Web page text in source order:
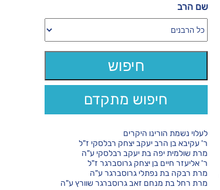
שם הרב
חיפוש מתקדם
לעלוי נשמת הורינו היקרים
ר' עקיבא בן הרב יעקב יצחק רבלסקי ז"ל
מרת שולמית יפה בת יעקב רבלסקי ע"ה
ר' אליעזר חיים בן יצחק גרוסברגר ז"ל
מרת רבקה בת נפתלי גרוסברגר ע"ה
מרת רחל בת מנחם זאב גרוסברגר שוורץ ע"ה